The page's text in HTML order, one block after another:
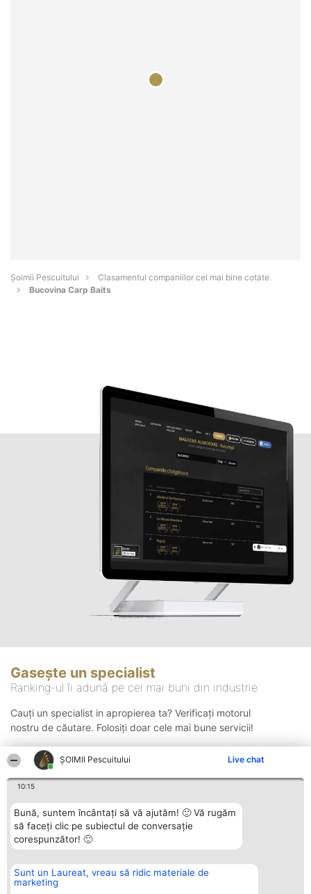
ȘOIMII Pescuitului Live chat
10:15
Bună, suntem încântați să vă ajutăm! 🙂 Vă rugăm
să faceți clic pe subiectul de conversație
corespunzător! 🙂
Sunt un Laureat, vreau să ridic materiale de
marketing
Șoimii Pescuitului
Clasamentul companiilor cel mai bine cotate.
Bucovina Carp Baits
Gasește un specialist
Ranking-ul îi adună pe cei mai buni din industrie
Cauți un specialist in apropierea ta? Verificați motorul
nostru de căutare. Folosiți doar cele mai bune servicii!
Organizator Ranking
BRIGHT SOLUTIONS BR SRL
Plebiscyt Contact